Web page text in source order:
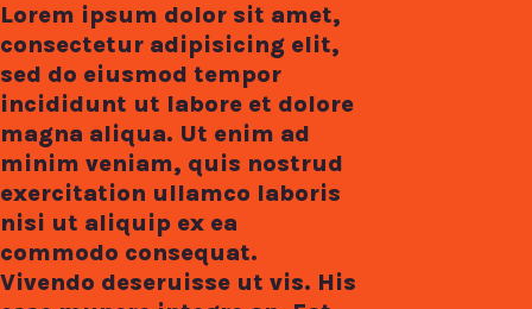
Lorem ipsum dolor sit amet,
consectetur adipisicing elit,
sed do eiusmod tempor
incididunt ut labore et dolore
magna aliqua. Ut enim ad
minim veniam, quis nostrud
exercitation ullamco laboris
nisi ut aliquip ex ea
commodo consequat.
Vivendo deseruisse ut vis. His